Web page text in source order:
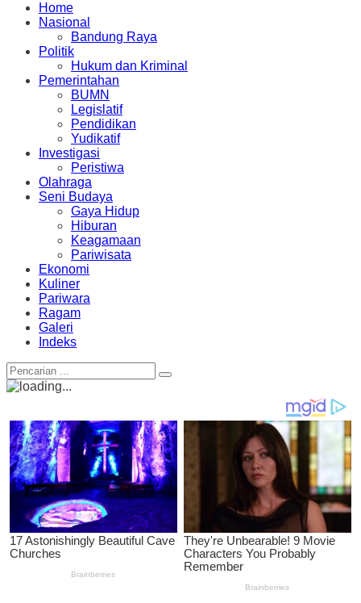
Home
Nasional
Bandung Raya
Politik
Hukum dan Kriminal
Pemerintahan
BUMN
Legislatif
Pendidikan
Yudikatif
Investigasi
Peristiwa
Olahraga
Seni Budaya
Gaya Hidup
Hiburan
Keagamaan
Pariwisata
Ekonomi
Kuliner
Pariwara
Ragam
Galeri
Indeks